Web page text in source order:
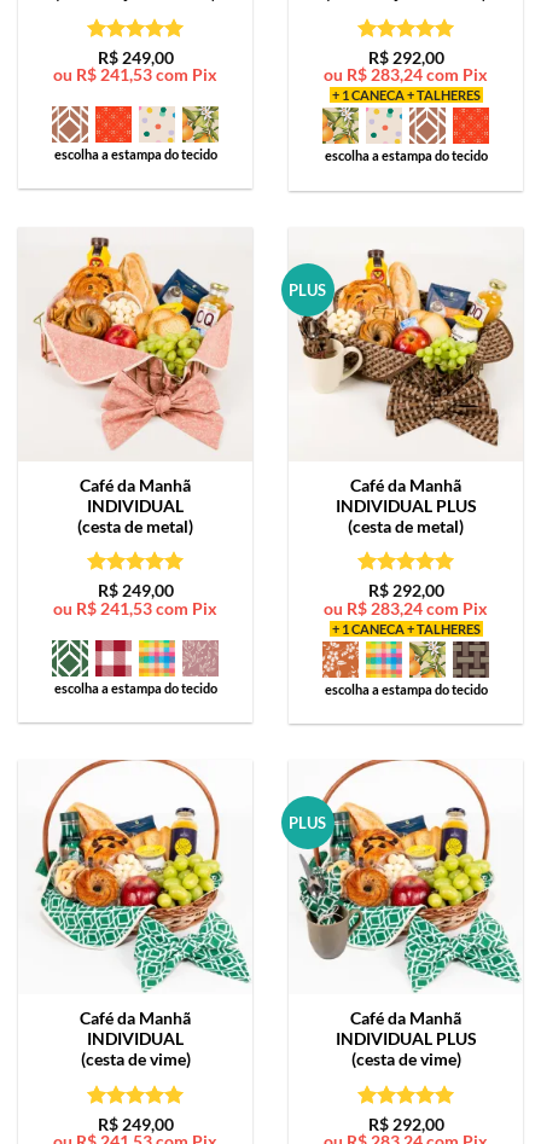
Avaliação5
de 5
R$249,00
ou R$ 241,53com Pix
escolha a estampa do tecido
Avaliação5
de 5
R$292,00
ou R$ 283,24com Pix
+ 1 CANECA + TALHERES
escolha a estampa do tecido
Café da Manhã
INDIVIDUAL
(cesta de metal)
Avaliação5
de 5
R$249,00
ou R$ 241,53com Pix
escolha a estampa do tecido
PLUS
Café da Manhã
INDIVIDUAL PLUS
(cesta de metal)
Avaliação5
de 5
R$292,00
ou R$ 283,24com Pix
+ 1 CANECA + TALHERES
escolha a estampa do tecido
Café da Manhã
INDIVIDUAL
(cesta de vime)
Avaliação5
R$249,00
PLUS
Café da Manhã
INDIVIDUAL PLUS
(cesta de vime)
Avaliação5
R$292,00